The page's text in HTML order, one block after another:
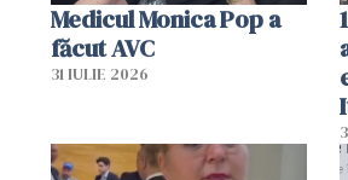
Medicul Monica Pop a
făcut AVC
31 IULIE 2026